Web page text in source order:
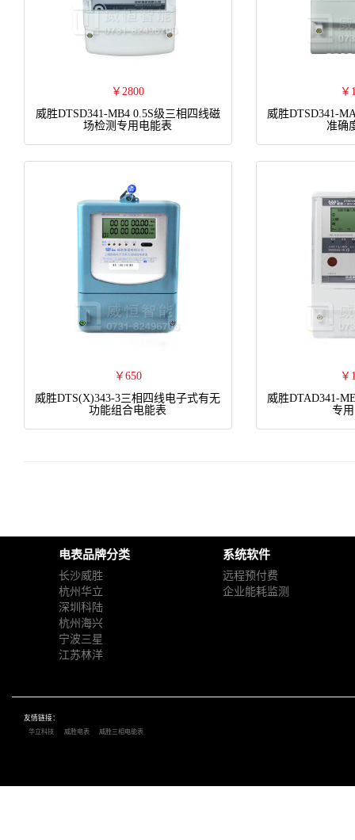
￥2800
威胜DTSD341-MB4 0.5S级三相四线磁
场检测专用电能表
￥
威胜DTSD341-
准确
￥650
威胜DTS(X)343-3三相四线电子式有无
功能组合电能表
￥
威胜DTAD341-
专
电表品牌分类
长沙威胜
杭州华立
深圳科陆
杭州海兴
宁波三星
江苏林洋
系统软件
远程预付费
企业能耗监测
友情链接：
华立科技 威胜电表 威胜三相电能表